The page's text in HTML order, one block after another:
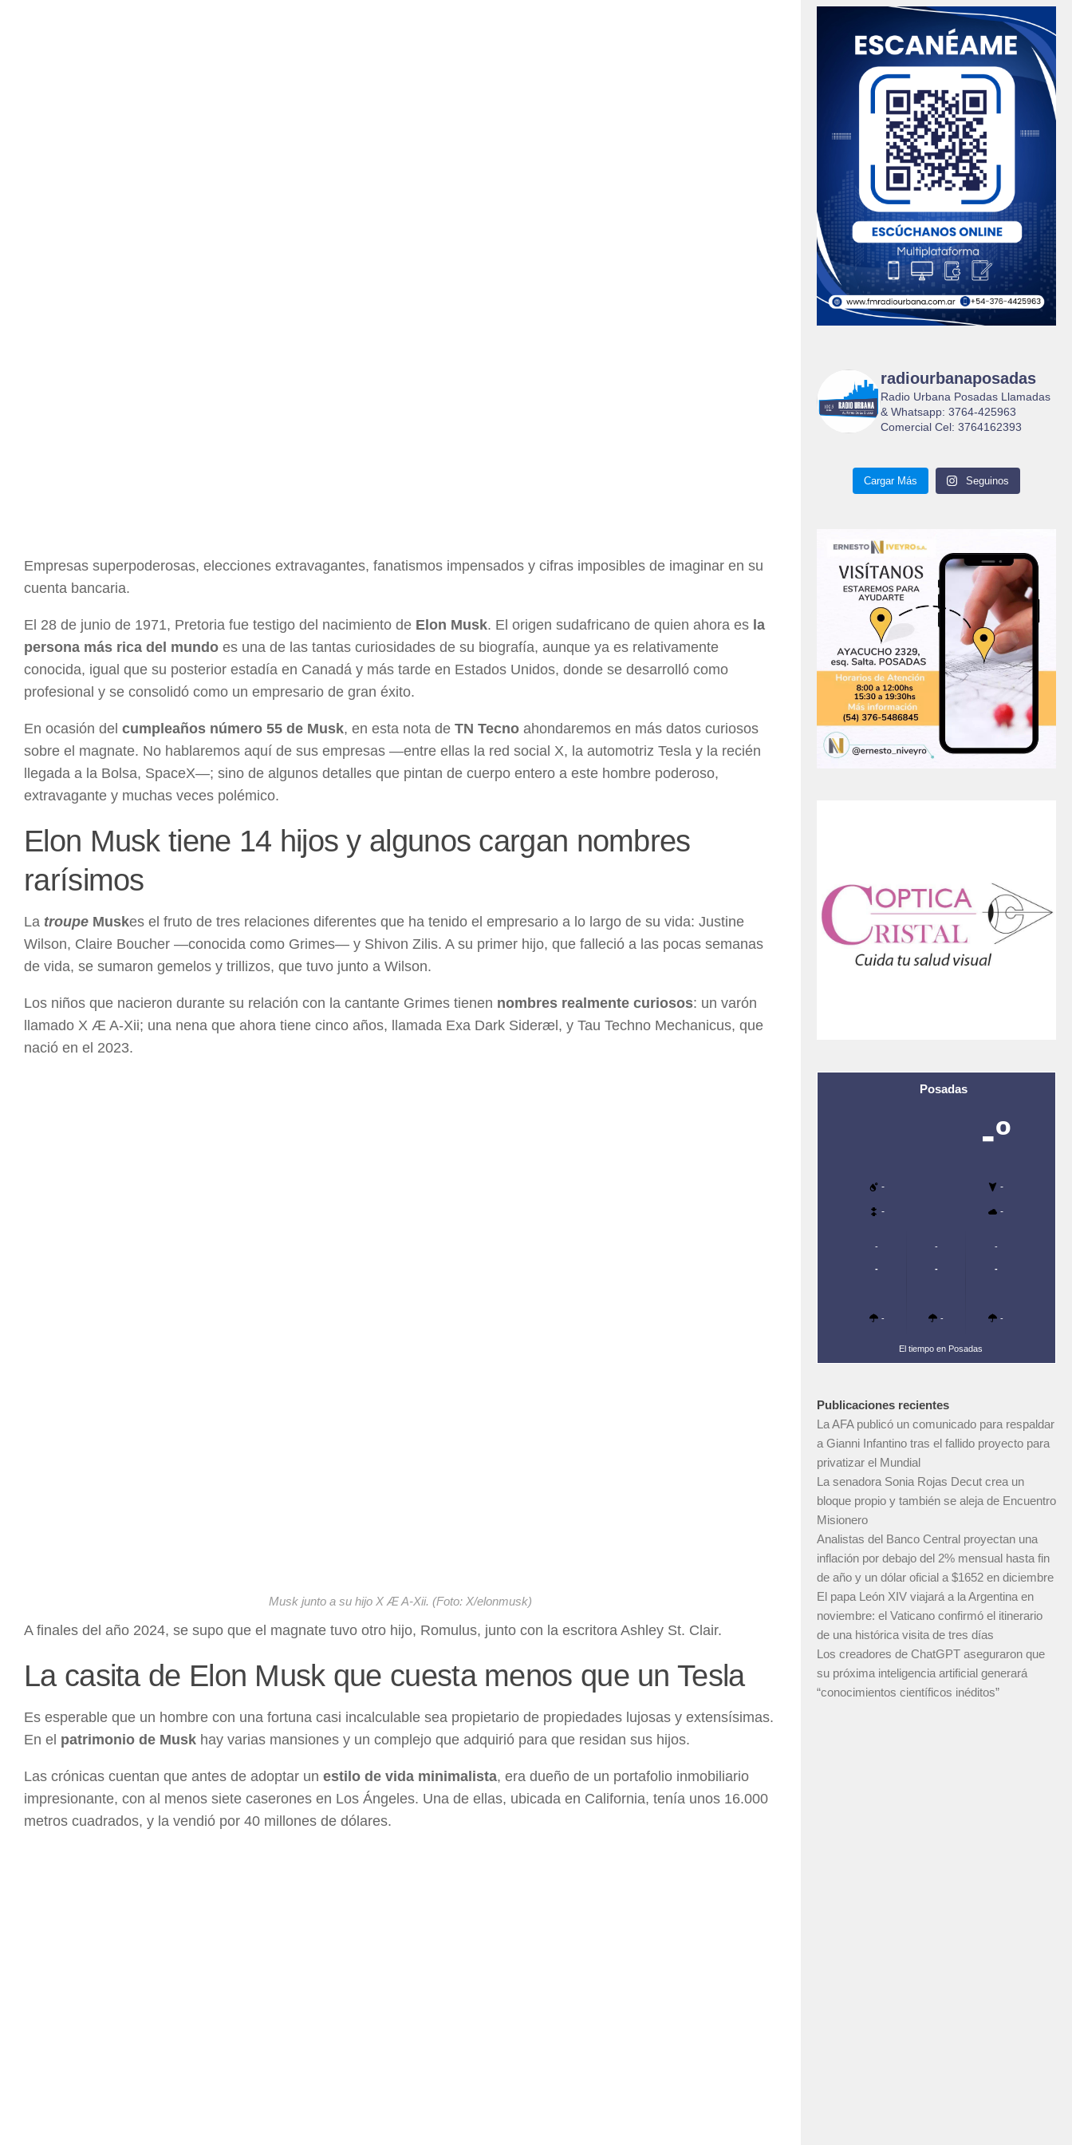
Empresas superpoderosas, elecciones extravagantes, fanatismos impensados y cifras imposibles de imaginar en su
cuenta bancaria.
El 28 de junio de 1971, Pretoria fue testigo del nacimiento de Elon Musk. El origen sudafricano de quien ahora es la
persona más rica del mundo es una de las tantas curiosidades de su biografía, aunque ya es relativamente
conocida, igual que su posterior estadía en Canadá y más tarde en Estados Unidos, donde se desarrolló como
profesional y se consolidó como un empresario de gran éxito.
En ocasión del cumpleaños número 55 de Musk, en esta nota de TN Tecno ahondaremos en más datos curiosos
sobre el magnate. No hablaremos aquí de sus empresas —entre ellas la red social X, la automotriz Tesla y la recién
llegada a la Bolsa, SpaceX—; sino de algunos detalles que pintan de cuerpo entero a este hombre poderoso,
extravagante y muchas veces polémico.
Elon Musk tiene 14 hijos y algunos cargan nombres
rarísimos
La troupe Muskes el fruto de tres relaciones diferentes que ha tenido el empresario a lo largo de su vida: Justine
Wilson, Claire Boucher —conocida como Grimes— y Shivon Zilis. A su primer hijo, que falleció a las pocas semanas
de vida, se sumaron gemelos y trillizos, que tuvo junto a Wilson.
Los niños que nacieron durante su relación con la cantante Grimes tienen nombres realmente curiosos: un varón
llamado X Æ A-Xii; una nena que ahora tiene cinco años, llamada Exa Dark Sideræl, y Tau Techno Mechanicus, que
nació en el 2023.
Musk junto a su hijo X Æ A-Xii. (Foto: X/elonmusk)
A finales del año 2024, se supo que el magnate tuvo otro hijo, Romulus, junto con la escritora Ashley St. Clair.
La casita de Elon Musk que cuesta menos que un Tesla
Es esperable que un hombre con una fortuna casi incalculable sea propietario de propiedades lujosas y extensísimas.
En el patrimonio de Musk hay varias mansiones y un complejo que adquirió para que residan sus hijos.
Las crónicas cuentan que antes de adoptar un estilo de vida minimalista, era dueño de un portafolio inmobiliario
impresionante, con al menos siete caserones en Los Ángeles. Una de ellas, ubicada en California, tenía unos 16.000
metros cuadrados, y la vendió por 40 millones de dólares.
radiourbanaposadas
Radio Urbana Posadas Llamadas
& Whatsapp: 3764-425963
Comercial Cel: 3764162393
Cargar Más Seguinos
Posadas
-º
- -
- -
-
-
-
-
-
-
-
-
-
El tiempo en Posadas
Publicaciones recientes
La AFA publicó un comunicado para respaldar
a Gianni Infantino tras el fallido proyecto para
privatizar el Mundial
La senadora Sonia Rojas Decut crea un
bloque propio y también se aleja de Encuentro
Misionero
Analistas del Banco Central proyectan una
inflación por debajo del 2% mensual hasta fin
de año y un dólar oficial a $1652 en diciembre
El papa León XIV viajará a la Argentina en
noviembre: el Vaticano confirmó el itinerario
de una histórica visita de tres días
Los creadores de ChatGPT aseguraron que
su próxima inteligencia artificial generará
“conocimientos científicos inéditos”